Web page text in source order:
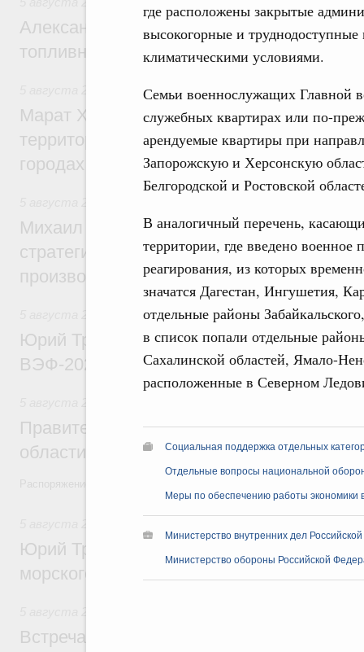
где расположены закрытые
высокогорные и
климатическими условиями.
Семьи военнослужащих Главной
служебных квартирах или по-
арендуемые квартиры при
Запорожскую и Херсонскую
Белгородской и Ростовской
В аналогичный перечень,
территории, где введено
реагирования, из которых
значатся Дагестан, Ингушетия,
отдельные районы
в список попали отдельные
Сахалинской областей, Ямало-
расположенные в Северном
Социальная поддержка отдельных
Отдельные вопросы национальной
Меры по обеспечению работы экономики
Министерство внутренних дел
Министерство обороны Российской
Александр Новак провёл совещание по
топливном рынке
Жилищная политика, рынок жилья
Марат Хуснуллин: Первые проекты
территорий в Донбассе и Новороссии
городах ДНР
Михаил Мишустин дал поручения по
стратегической сессии, посвящённой
производительности труда
Общие вопросы развития ДФО
Юрий Трутнев: Опубликована
ВЭФ-2026
Правительство увеличило объём
области в рамках федерального
Юрий Трутнев: Дноуглубительный флот
морского пути будет создан
Встреча Михаила Мишустина с